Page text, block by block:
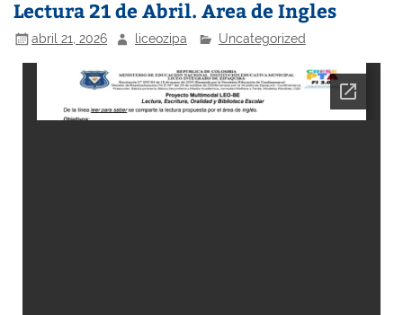
Lectura 21 de Abril. Area de Ingles
abril 21, 2026 liceozipa Uncategorized